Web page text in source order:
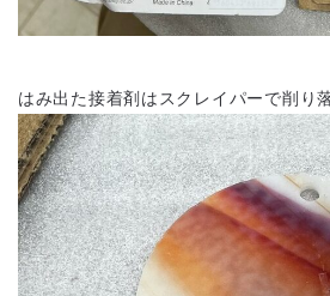
はみ出た接着剤はスクレイパーで削り